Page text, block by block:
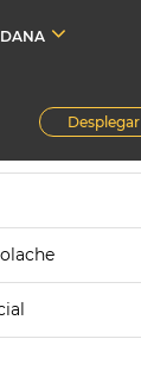
Desplegar